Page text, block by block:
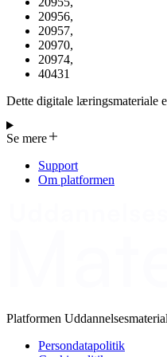
20956,
20957,
20970,
20974,
40431
Dette digitale læringsmateriale er til KANBAN (WEB-
Værdistrømsanalyse (Materiale
20974 og 40431)
Se mere
Support
Om platformen
Platformen
Persondatapolitik